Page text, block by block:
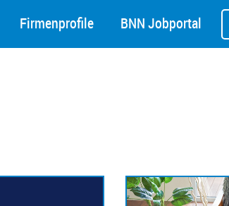
Firmenprofile BNN Jobportal